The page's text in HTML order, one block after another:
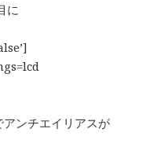
に
ンチエイリアスが